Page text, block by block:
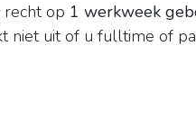
op 1 werkweek
niet uit of u fulltime of